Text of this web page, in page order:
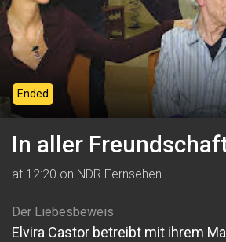
Ended
In aller
at 12:20 on NDR Fernsehen
Der Liebesbeweis
Elvira Castor betreibt mit ihrem